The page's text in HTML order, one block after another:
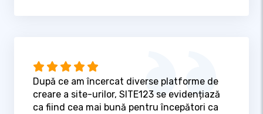
După ce am încercat diverse platforme de
creare a site-urilor, SITE123 se evidențiază
ca fiind cea mai bună pentru începători ca